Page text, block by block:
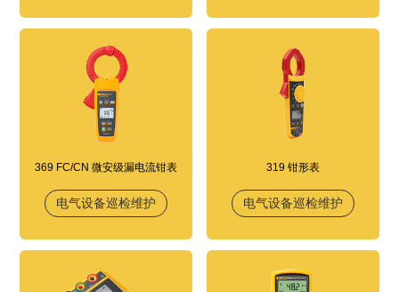
369 FC/CN 微安级漏电流钳表
电气设备巡检维护
319 钳形表
电气设备巡检维护